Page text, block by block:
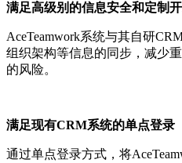
满足高级别的信息安全和定制
AceTeamwork系统与其自研
组织架构等信息的同步，减少
的风险。
满足现有CRM系统的单点登录
通过单点登录方式，将